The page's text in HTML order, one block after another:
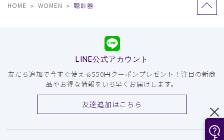
HOME WOMEN 聴診器
LINE公式アカウント
友だち追加で今すぐ使える550円クーポンプレゼント！注目の新商
品やお得な情報をいち早くお届けします。
友達追加はこちら